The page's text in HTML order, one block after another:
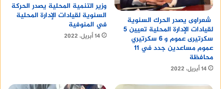
شعراوى يصدر الحرك السنوية
لقيادات الإدارة المحلية تعيين 5
سكرتيرى عموم و 6 سكرتيري
عموم مساعدين جدد في 11
محافظة
14 أبريل، 2022
وزير التنمية المحلية يصدر الحركة
السنوية لقيادات الإدارة المحلية
في المنوفية
14 أبريل، 2022